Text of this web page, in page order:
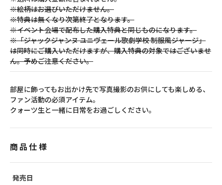
※絵柄はお選びいただけません。
※特典は無くなり次第終了となります。
※イベント会場で配布した購入特典と同じものになります。
※「ジャックジャンヌ ユニヴェール歌劇学校 制服風ジャージ」
は同時にご購入いただけますが、購入特典の対象ではございませ
ん。予めご注意ください。
部屋に飾ってもお出かけ先で写真撮影のお供にしても楽しめる、
ファン活動の必須アイテム。
クォーツ生と一緒に日常をお過ごしください。
商品仕様
発売日